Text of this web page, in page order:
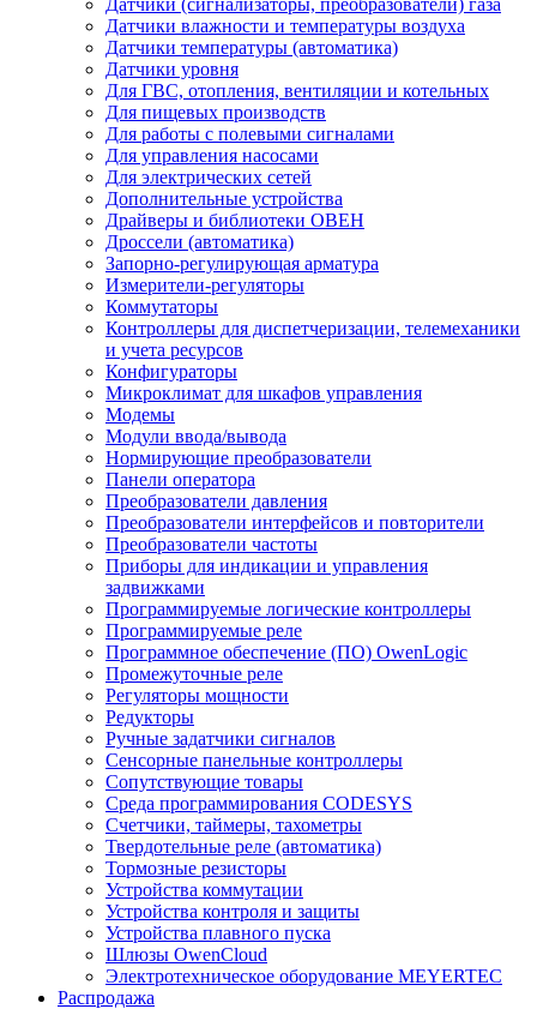
Датчики (сигнализаторы, преобразователи) газа
Датчики влажности и температуры воздуха
Датчики температуры (автоматика)
Датчики уровня
Для ГВС, отопления, вентиляции и котельных
Для пищевых производств
Для работы с полевыми сигналами
Для управления насосами
Для электрических сетей
Дополнительные устройства
Драйверы и библиотеки ОВЕН
Дроссели (автоматика)
Запорно-регулирующая арматура
Измерители-регуляторы
Коммутаторы
Контроллеры для диспетчеризации, телемеханики
и учета ресурсов
Конфигураторы
Микроклимат для шкафов управления
Модемы
Модули ввода/вывода
Нормирующие преобразователи
Панели оператора
Преобразователи давления
Преобразователи интерфейсов и повторители
Преобразователи частоты
Приборы для индикации и управления
задвижками
Программируемые логические контроллеры
Программируемые реле
Программное обеспечение (ПО) OwenLogic
Промежуточные реле
Регуляторы мощности
Редукторы
Ручные задатчики сигналов
Сенсорные панельные контроллеры
Сопутствующие товары
Среда программирования CODESYS
Счетчики, таймеры, тахометры
Твердотельные реле (автоматика)
Тормозные резисторы
Устройства коммутации
Устройства контроля и защиты
Устройства плавного пуска
Шлюзы OwenCloud
Электротехническое оборудование MEYERTEC
Распродажа